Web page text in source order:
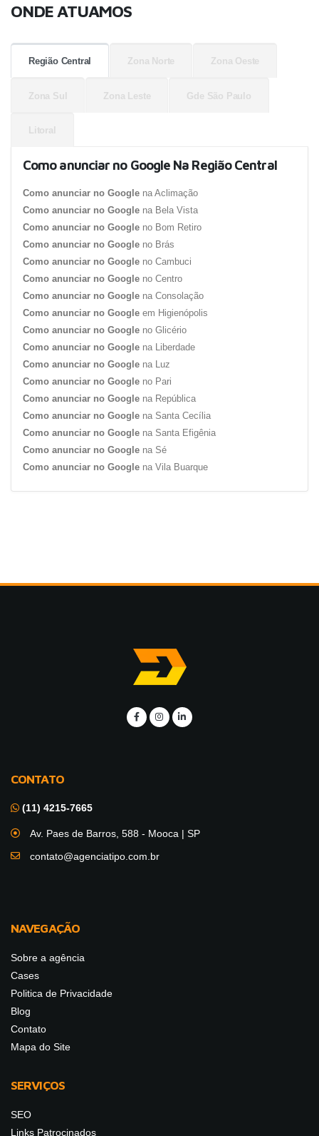
ONDE ATUAMOS
Região Central Zona Norte Zona Oeste
Zona Sul Zona Leste Gde São Paulo
Litoral
Como anunciar no Google Na Região Central
Como anunciar no Google na Aclimação
Como anunciar no Google na Bela Vista
Como anunciar no Google no Bom Retiro
Como anunciar no Google no Brás
Como anunciar no Google no Cambuci
Como anunciar no Google no Centro
Como anunciar no Google na Consolação
Como anunciar no Google em Higienópolis
Como anunciar no Google no Glicério
Como anunciar no Google na Liberdade
Como anunciar no Google na Luz
Como anunciar no Google no Pari
Como anunciar no Google na República
Como anunciar no Google na Santa Cecília
Como anunciar no Google na Santa Efigênia
Como anunciar no Google na Sé
Como anunciar no Google na Vila Buarque
CONTATO
(11) 4215-7665
Av. Paes de Barros, 588 - Mooca | SP
contato@agenciatipo.com.br
NAVEGAÇÃO
Sobre a agência
Cases
Politica de Privacidade
Blog
Contato
Mapa do Site
SERVIÇOS
SEO
Links Patrocinados